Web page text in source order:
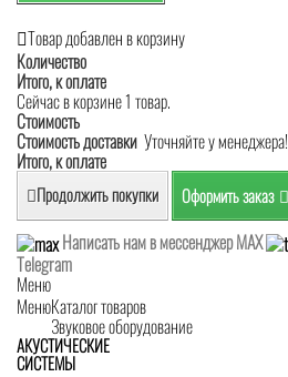
Товар добавлен в корзину
Количество
Итого, к оплате
Сейчас в корзине 1 товар.
Стоимость
Стоимость доставки Уточняйте у менеджера!
Итого, к оплате
Продолжить покупки Оформить заказ
Написать нам в мессенджер MAX
Telegram
Меню
МенюКаталог товаров
Звуковое оборудование
АКУСТИЧЕСКИЕ
СИСТЕМЫ